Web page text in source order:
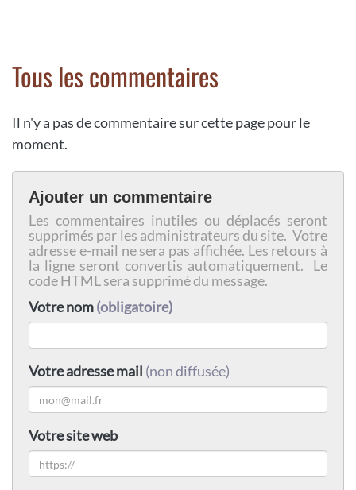
Tous les commentaires
Il n'y a pas de commentaire sur cette page pour le
moment.
Ajouter un commentaire
Les commentaires inutiles ou déplacés seront
supprimés par les administrateurs du site. Votre
adresse e-mail ne sera pas affichée. Les retours à
la ligne seront convertis automatiquement. Le
code HTML sera supprimé du message.
Votre nom(obligatoire)
Votre adresse mail (non diffusée)
Votre site web